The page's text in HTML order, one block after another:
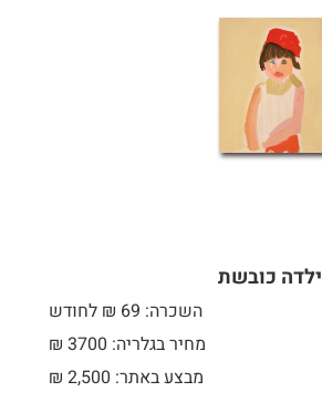
ילדה כובשת
השכרה: 69 ₪ לחודש
מחיר בגלריה: 3700 ₪
מבצע באתר:
₪ 2,500